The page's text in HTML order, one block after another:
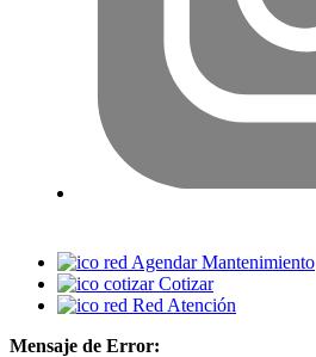
Agendar Mantenimiento
Cotizar
Red Atención
Mensaje de Error: